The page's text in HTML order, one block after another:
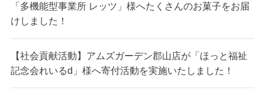
「多機能型事業所 レッツ」様へたくさんのお菓子をお届
けしました！
【社会貢献活動】アムズガーデン郡山店が「ほっと福祉
記念会れいるd」様へ寄付活動を実施いたしました！